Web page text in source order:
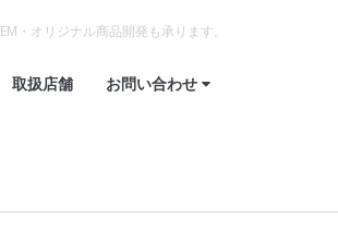
・オリジナル商品開発も承ります。
取扱店舗 お問い合わせ